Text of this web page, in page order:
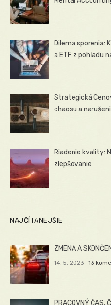
Dilema sporenia:
a ETF z pohľadu
Strategická
chaosu a
Riadenie kvality:
zlepšovanie
NAJČÍTANEJŠIE
ZMENA A
14. 5. 2023 13
PRACOVNÝ ČAS,